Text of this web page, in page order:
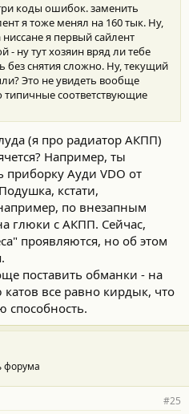
коды ошибок. заменить
я тоже менял на 160 тык. Ну,
ниссане я первый сайлент
ну тут хозяин вряд ли тебе
без снятия сложно. Ну, текущий
Это не увидеть вообще
типичные соответствующие
(я про радиатор АКПП)
Например, ты
приборку Ауди VDO от
кстати,
по внезапным
глюки с АКПП. Сейчас,
проявляются, но об этом
поставить обманки - на
все равно кирдык, что
способность.
форума
#25